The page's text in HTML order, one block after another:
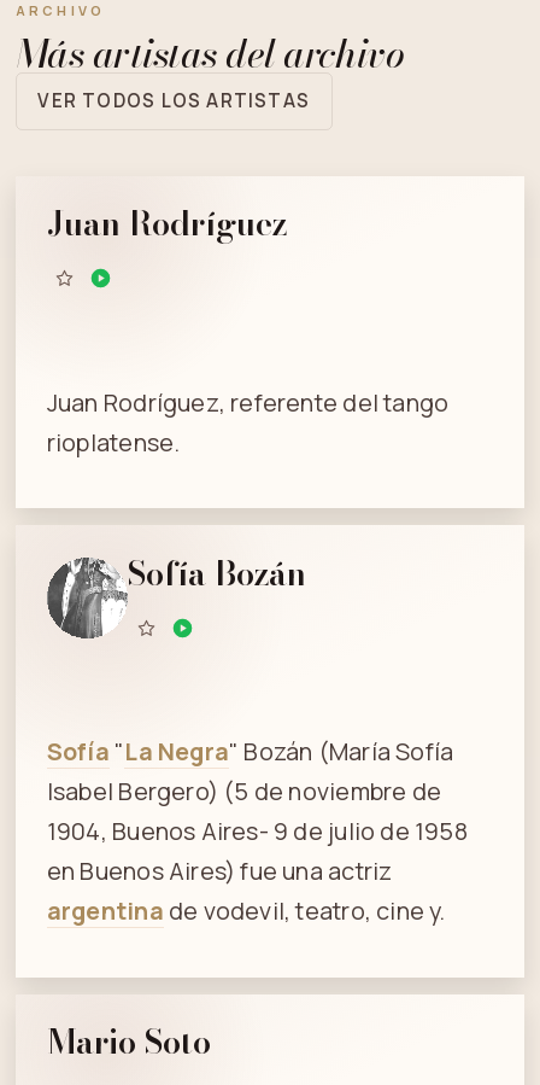
ARCHIVO
Más artistas del archivo
VER TODOS LOS ARTISTAS
Juan Rodríguez
Juan Rodríguez, referente del tango
rioplatense.
Sofía Bozán
Sofía "La Negra" Bozán (María Sofía
Isabel Bergero) (5 de noviembre de
1904, Buenos Aires- 9 de julio de 1958
en Buenos Aires) fue una actriz
argentina de vodevil, teatro, cine y.
Mario Soto